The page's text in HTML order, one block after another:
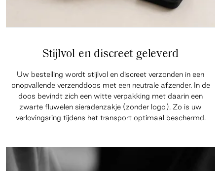
Stijlvol en discreet geleverd
Uw bestelling wordt stijlvol en discreet verzonden in een
onopvallende verzenddoos met een neutrale afzender. In de
doos bevindt zich een witte verpakking met daarin een
zwarte fluwelen sieradenzakje (zonder logo). Zo is uw
verlovingsring tijdens het transport optimaal beschermd.